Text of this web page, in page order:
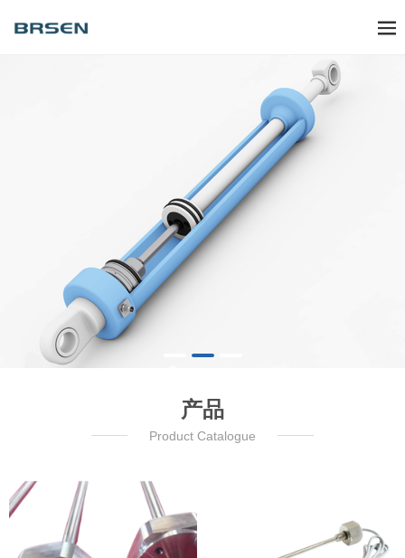
产品
Product Catalogue